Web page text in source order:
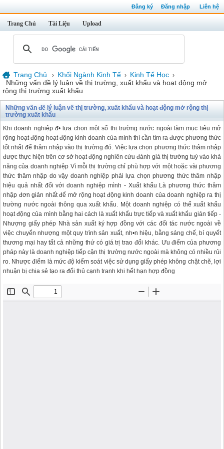
Đăng ký Đăng nhập Liên hệ
Trang Chủ Tài Liệu Upload
Trang Chủ › Khối Ngành Kinh Tế › Kinh Tế Học ›
Những vấn đề lý luận về thị trường, xuất khẩu và hoạt động mở
rộng thị trường xuất khẩu
Những vấn đề lý luận về thị trường, xuất khẩu và hoạt động mở rộng thị
trường xuất khẩu
Khi doanh nghiệp đ• lựa chọn một số thị trường nước ngoài làm mục tiêu mở
rộng hoạt động hoạt động kinh doanh của mình thì cần tìm ra được phương thức
tốt nhất để thâm nhập vào thị trường đó. Việc lựa chọn phương thức thâm nhập
được thực hiện trên cơ sở hoạt động nghiên cứu đánh giá thị trường tuỳ vào khả
năng của doanh nghiệp Vì mỗi thị trường chỉ phù hợp với một hoặc vài phương
thức thâm nhập do vậy doanh nghiệp phải lựa chọn phương thức thâm nhập
hiệu quả nhất đối với doanh nghiệp mình - Xuất khẩu Là phương thức thâm
nhập đơn giản nhất để mở rộng hoạt động kinh doanh của doanh nghiệp ra thị
trường nước ngoài thông qua xuất khẩu. Một doanh nghiệp có thể xuất khẩu
hoạt động của mình bằng hai cách là xuất khẩu trực tiếp và xuất khẩu gián tiếp -
Nhượng giấy phép Nhà sản xuất ký hợp đồng với các đối tác nước ngoài về
việc chuyển nhượng một quy trình sản xuất, nh•n hiệu, bằng sáng chế, bí quyết
thương mại hay tất cả những thứ có giá trị trao đổi khác. Ưu điểm của phương
pháp này là doanh nghiệp tiếp cận thị trường nước ngoài mà không có nhiều rủi
ro. Nhược điểm là mức độ kiểm soát việc sử dụng giấy phép không chặt chẽ, lợi
nhuận bị chia sẻ tạo ra đối thủ cạnh tranh khi hết hạn hợp đồng